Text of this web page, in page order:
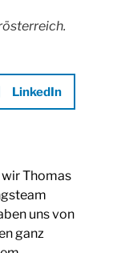
LinkedIn
Thomas
uns von
ganz